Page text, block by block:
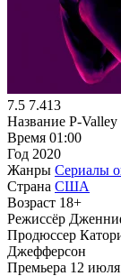
7.5 7.413
Название P-Valley
Время 01:00
Год 2020
Жанры Сериалы
Страна США
Возраст 18+
Режиссёр
Продюссер
Джефферсон
Премьера 12